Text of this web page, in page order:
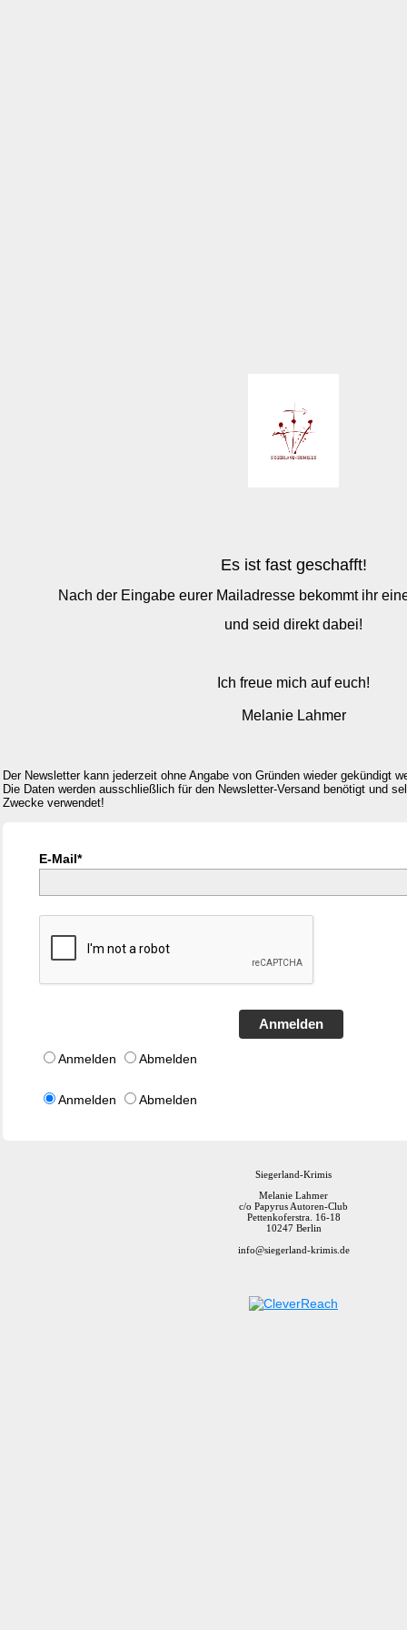
Es ist fast geschafft!
Nach der Eingabe eurer Mailadresse bekommt ihr
und seid direkt dabei!
Ich freue mich auf euch!
Melanie Lahmer
Der Newsletter kann jederzeit ohne Angabe von Gründen wieder gekündigt
Die Daten werden ausschließlich für den Newsletter-Versand benötigt und
Zwecke verwendet!
E-Mail*
Anmelden
Anmelden Abmelden
Anmelden Abmelden
Siegerland-Krimis
Melanie Lahmer
c/o Papyrus Autoren-Club
Pettenkoferstra. 16-18
10247 Berlin
info@siegerland-krimis.de